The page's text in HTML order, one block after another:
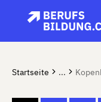
Startseite ...